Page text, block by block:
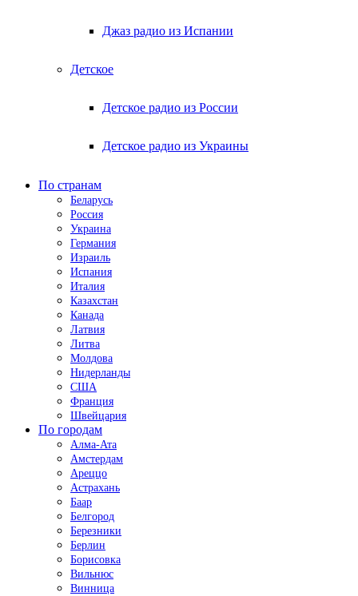
Джаз радио из Испании
Детское
Детское радио из России
Детское радио из Украины
По странам
Беларусь
Россия
Украина
Германия
Израиль
Испания
Италия
Казахстан
Канада
Латвия
Литва
Молдова
Нидерланды
США
Франция
Швейцария
По городам
Алма-Ата
Амстердам
Ареццо
Астрахань
Баар
Белгород
Березники
Берлин
Борисовка
Вильнюс
Винница